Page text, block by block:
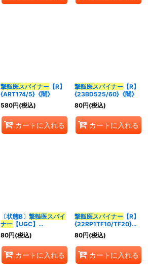
撃髄医スパイナー【R】
{ART174/5}《闇》
580円(税込)
カートに入れる
撃髄医スパイナー【R】
{23BD525/60}《闇》
80円(税込)
カートに入れる
〔状態B〕 撃髄医スパイ
ナー【UGC】
{RP12G8/G8}《闇》
80円(税込)
カートに入れる
撃髄医スパイナー【R】
{22RP1TF10/TF20}
《闇》
80円(税込)
カートに入れる